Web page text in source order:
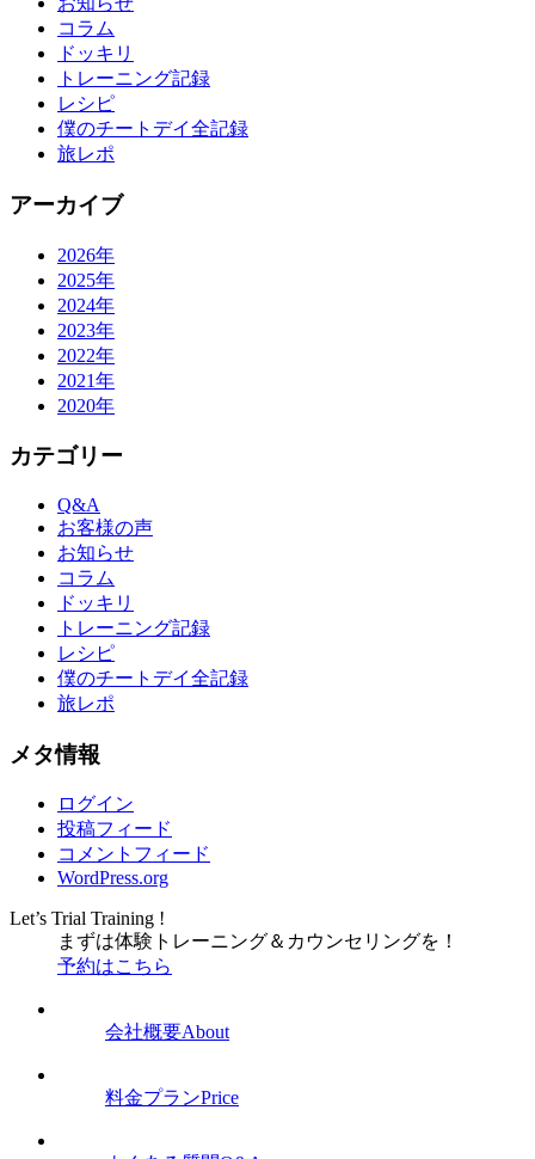
コラム
ドッキリ
トレーニング記録
レシピ
僕のチートデイ全記録
旅レポ
アーカイブ
2026年
2025年
2024年
2023年
2022年
2021年
2020年
カテゴリー
Q&A
お客様の声
お知らせ
コラム
ドッキリ
トレーニング記録
レシピ
僕のチートデイ全記録
旅レポ
メタ情報
ログイン
投稿フィード
コメントフィード
WordPress.org
Let’s Trial Training !
まずは体験トレーニング＆ カウンセリングを！
予約はこちら
会社概要About
料金プランPrice